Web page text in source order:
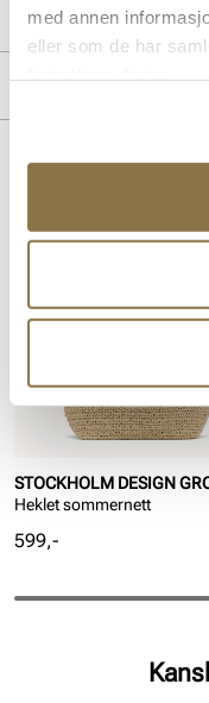
med annen
eller som de har
Produktdetaljer
Merke
STOCKHOLM DESIGN
Heklet sommernett
Pris
599,-